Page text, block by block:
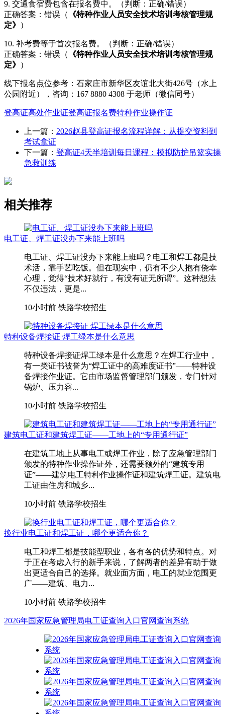
9. 交通食宿费包含在报名费中。（判断：正确/错误）
正确答案：错误（
《特种作业人员安全技术培训考核管理规
定》 ）
10. 补考费等于首次报名费。（判断：正确/错误）
正确答案：错误（
《特种作业人员安全技术培训考核管理规
定》 ）
线下报名点位参考：石家庄市新华区友谊北大街426号（水上
公园附近），咨询：167 8880 4308 于老师（微信同号）
登高证高处作业证登高证报名费特种作业操作证
上一篇： 2026赵县登高证报名流程详解：从提交资料到
考试拿证
下一篇： 登高证4天半培训每日课程：模拟防护吊篮实操
急救训练
相关推荐
电工证、焊工证没办下来能上班吗
电工证、焊工证没办下来能上班吗？电工和焊工都是技
术活，靠手艺吃饭。但在现实中，仍有不少人抱有侥幸
心理，觉得“技术好就行，有没有证无所谓”。这种想法
不仅违法，更是...
10小时前 铁路学校招生
特种设备焊接证 焊工绿本是什么意思
特种设备焊接证焊工绿本是什么意思？在焊工行业中，
有一类证书被誉为“焊工证中的高难度证书”——特种设
备焊接作业证。它由市场监督管理部门颁发，专门针对
锅炉、压力容...
10小时前 铁路学校招生
建筑电工证和建筑焊工证——工地上的“专用通行证”
在建筑工地上从事电工或焊工作业，除了应急管理部门
颁发的特种作业操作证外，还需要额外的“建筑专用
证”——建筑电工特种作业操作证和建筑焊工证。建筑电
工证由住房和城乡...
10小时前 铁路学校招生
换行业电工证和焊工证，哪个更适合你？
电工和焊工都是技能型职业，各有各的优势和特点。对
于正在考虑入行的新手来说，了解两者的差异有助于做
出更适合自己的选择。就业面方面，电工的就业范围更
广——建筑、电力...
10小时前 铁路学校招生
2026年国家应急管理局电工证查询入口官网查询系统